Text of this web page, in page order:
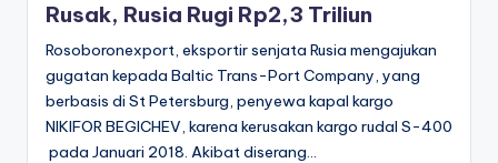
Rusak, Rusia Rugi Rp2,3 Triliun
Rosoboronexport, eksportir senjata Rusia mengajukan
gugatan kepada Baltic Trans-Port Company, yang
berbasis di St Petersburg, penyewa kapal kargo
NIKIFOR BEGICHEV, karena kerusakan kargo rudal S-400
pada Januari 2018. Akibat diserang…